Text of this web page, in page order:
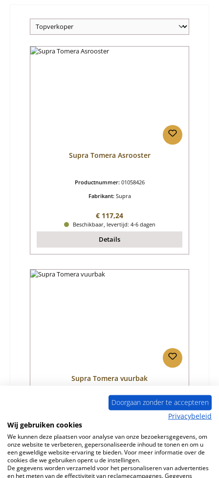
Supra Tomera Asrooster
Productnummer: 01058426
Fabrikant: Supra
Normale prijs:
€ 117,24
Beschikbaar, levertijd: 4-6 dagen
Details
Supra Tomera vuurbak
Productnummer:01058433
Normale prijs:
€ 117,24
Levertijd ca. 7-8 weken
Details
Doorgaan zonder te accepteren
Privacybeleid
Wij gebruiken cookies
We kunnen deze plaatsen voor analyse van onze bezoekersgegevens, om
onze website te verbeteren, gepersonaliseerde inhoud te tonen en om u
een geweldige website-ervaring te bieden. Voor meer informatie over de
cookies die we gebruiken opent u de instellingen.
De gegevens worden verzameld voor het personaliseren van advertenties
en het meten van de effectiviteit van reclamecampagnes. Gegevens